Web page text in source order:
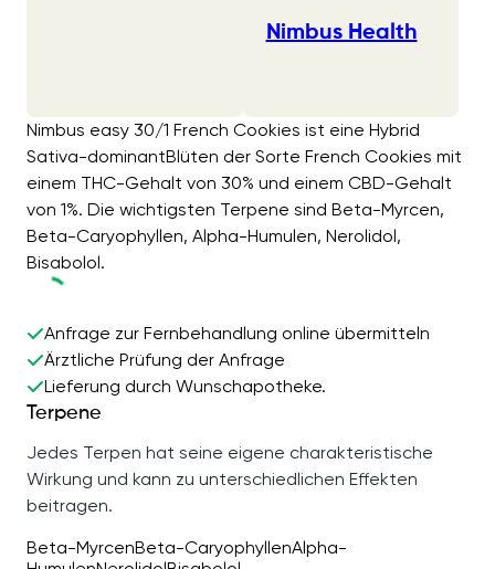
Nimbus Health
Nimbus easy 30/1 French Cookies ist eine Hybrid
Sativa-dominantBlüten der Sorte French Cookies mit
einem THC-Gehalt von 30% und einem CBD-Gehalt
von 1%. Die wichtigsten Terpene sind Beta-Myrcen,
Beta-Caryophyllen, Alpha-Humulen, Nerolidol,
Bisabolol.
Anfrage zur Fernbehandlung online übermitteln
Ärztliche Prüfung der Anfrage
Lieferung durch Wunschapotheke.
Terpene
Jedes Terpen hat seine eigene charakteristische
Wirkung und kann zu unterschiedlichen Effekten
beitragen.
Beta-MyrcenBeta-CaryophyllenAlpha-